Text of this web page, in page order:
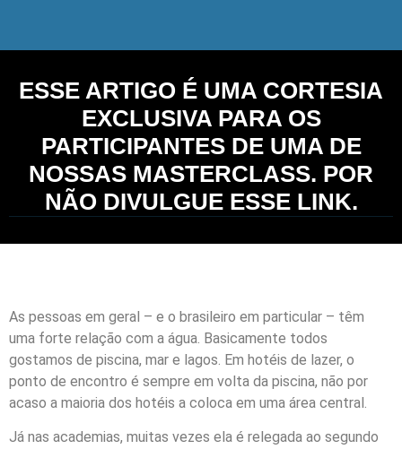
ESSE ARTIGO É UMA CORTESIA
EXCLUSIVA PARA OS
PARTICIPANTES DE UMA DE
NOSSAS MASTERCLASS. POR
NÃO DIVULGUE ESSE LINK.
As pessoas em geral – e o brasileiro em particular – têm
uma forte relação com a água. Basicamente todos
gostamos de piscina, mar e lagos. Em hotéis de lazer, o
ponto de encontro é sempre em volta da piscina, não por
acaso a maioria dos hotéis a coloca em uma área central.
Já nas academias, muitas vezes ela é relegada ao segundo